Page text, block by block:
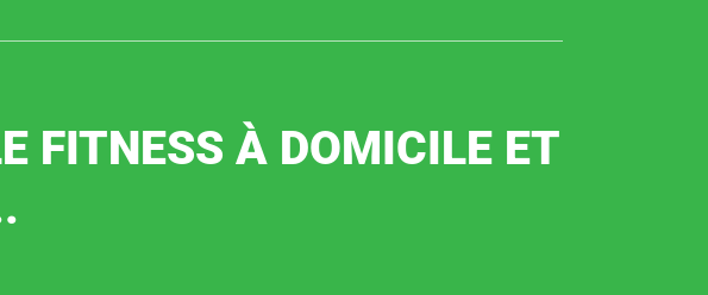
FITNESS À DOMICILE ET